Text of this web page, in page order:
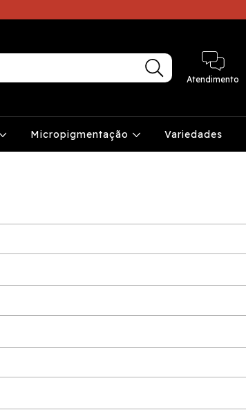
Atendimento
Micropigmentação Variedades